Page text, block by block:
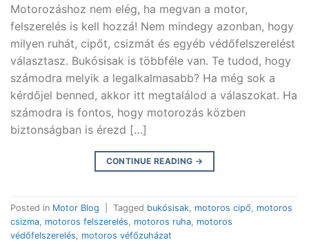
Motorozáshoz nem elég, ha megvan a motor,
felszerelés is kell hozzá! Nem mindegy azonban, hogy
milyen ruhát, cipőt, csizmát és egyéb védőfelszerelést
választasz. Bukósisak is többféle van. Te tudod, hogy
számodra melyik a legalkalmasabb? Ha még sok a
kérdőjel benned, akkor itt megtalálod a válaszokat. Ha
számodra is fontos, hogy motorozás közben
biztonságban is érezd […]
CONTINUE READING →
Posted in Motor Blog Tagged bukósisak, motoros cipő, motoros
csizma, motoros felszerelés, motoros ruha, motoros
védőfelszerelés, motoros véfőzuházat